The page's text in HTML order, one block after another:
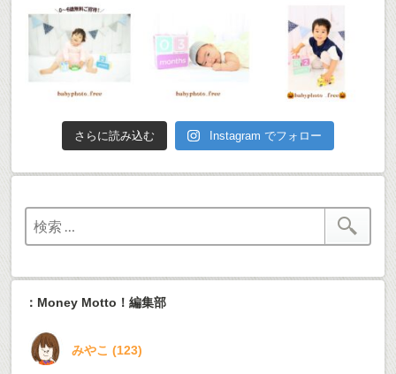
さらに読み込む Instagram でフォロー
：Money Motto！編集部
みやこ(123)